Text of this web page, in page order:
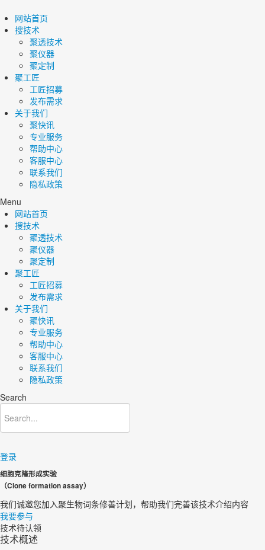
网站首页
搜技术
聚透技术
聚仪器
聚定制
聚工匠
工匠招募
发布需求
关于我们
聚快讯
专业服务
帮助中心
客服中心
联系我们
隐私政策
Menu
网站首页
搜技术
聚透技术
聚仪器
聚定制
聚工匠
工匠招募
发布需求
关于我们
聚快讯
专业服务
帮助中心
客服中心
联系我们
隐私政策
Search
登录
细胞克隆形成实验
（Clone formation assay）
我们诚邀您加入聚生物词条修善计划，帮助我们完善该技术介绍内容​
我要参与
技术待认领
技术概述